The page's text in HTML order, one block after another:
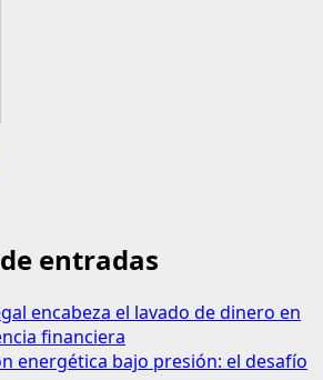
entradas
encabeza el lavado de dinero en
financiera
energética bajo presión: el desafío